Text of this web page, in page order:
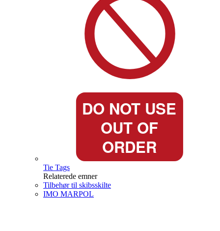
Tie Tags
Relaterede emner
Tilbehør til skibsskilte
IMO MARPOL